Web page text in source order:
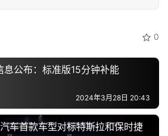
注册
0
息公布：标准版15分钟补能
2024年3月28日 20:43
车首款车型对标特斯拉和保时捷